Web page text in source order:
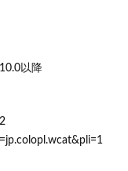
以降